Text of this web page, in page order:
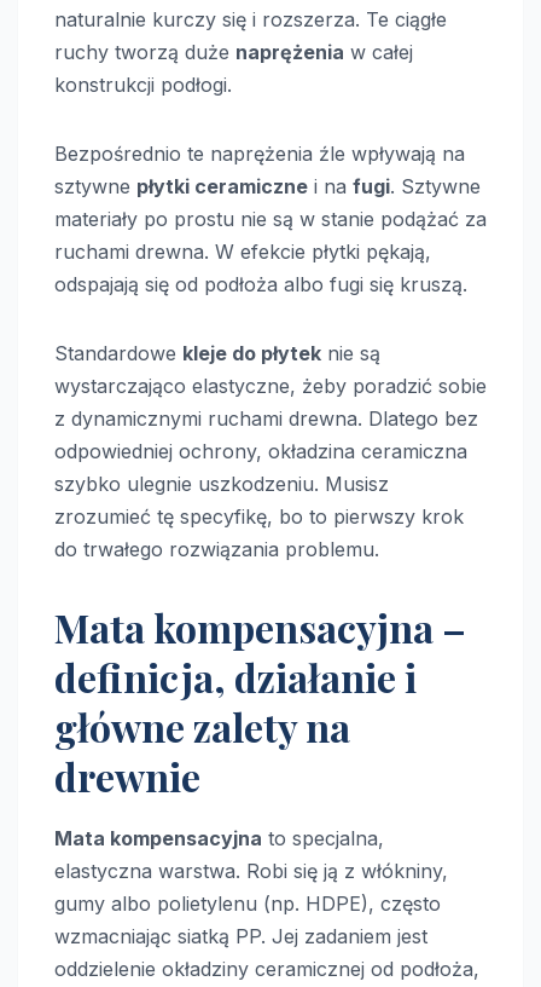
naturalnie kurczy się i rozszerza. Te ciągłe
ruchy tworzą duże naprężenia w całej
konstrukcji podłogi.
Bezpośrednio te naprężenia źle wpływają na
sztywne płytki ceramiczne i na fugi. Sztywne
materiały po prostu nie są w stanie podążać za
ruchami drewna. W efekcie płytki pękają,
odspajają się od podłoża albo fugi się kruszą.
Standardowe kleje do płytek nie są
wystarczająco elastyczne, żeby poradzić sobie
z dynamicznymi ruchami drewna. Dlatego bez
odpowiedniej ochrony, okładzina ceramiczna
szybko ulegnie uszkodzeniu. Musisz
zrozumieć tę specyfikę, bo to pierwszy krok
do trwałego rozwiązania problemu.
Mata kompensacyjna –
definicja, działanie i
główne zalety na
drewnie
Mata kompensacyjna to specjalna,
elastyczna warstwa. Robi się ją z włókniny,
gumy albo polietylenu (np. HDPE), często
wzmacniając siatką PP. Jej zadaniem jest
oddzielenie okładziny ceramicznej od podłoża,